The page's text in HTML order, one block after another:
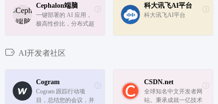
基于云计算、大数据业
务的软件 、服务和解
决方案，全面满足用户
Cephalon端脑
一键部署的 AI 应用，
极高性价比，分布式超
科大讯飞AI平台
科大讯飞AI平台
AI开发者社区
Cogram
Cogram 跟踪行动项
目，总结您的会议，并
CSDN.net
全球知名中文开发者网
站。秉承成就一亿技术